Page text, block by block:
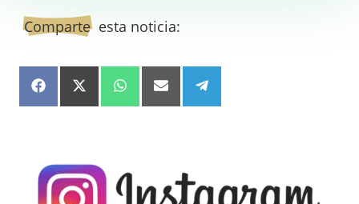
Comparte
  esta noticia: